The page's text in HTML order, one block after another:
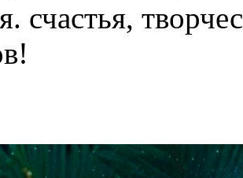
счастья,